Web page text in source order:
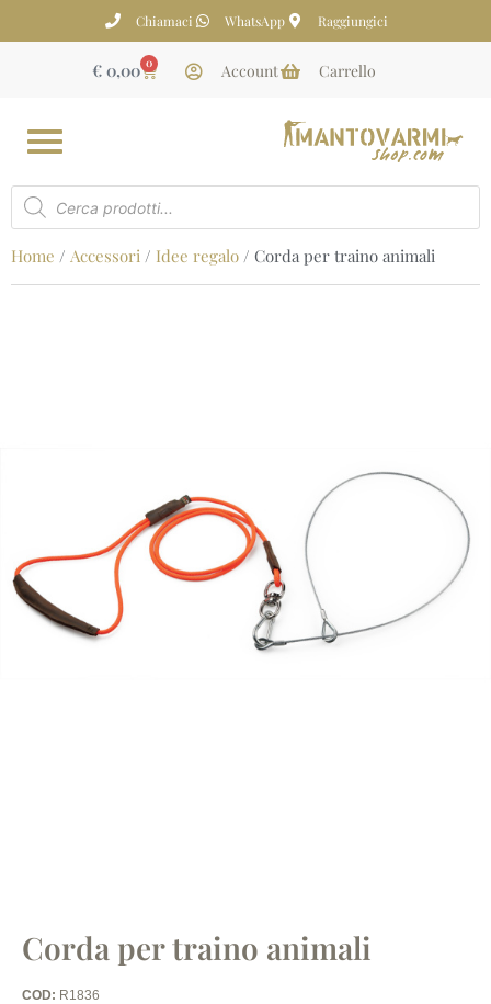
Chiamaci WhatsApp Raggiungici
€0,00 0 Account Carrello
Home / Accessori / Idee regalo / Corda per traino animali
Corda per traino animali
COD: R1836